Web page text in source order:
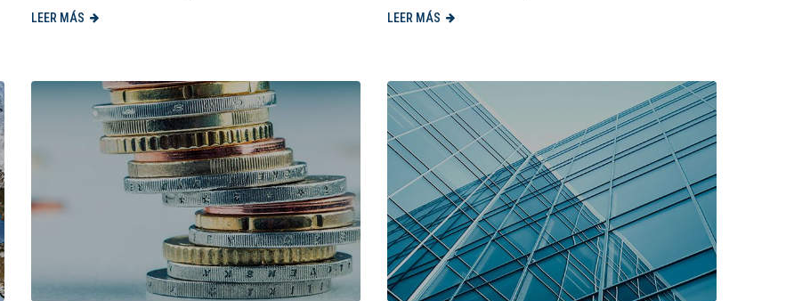
LEER MÁS LEER MÁS